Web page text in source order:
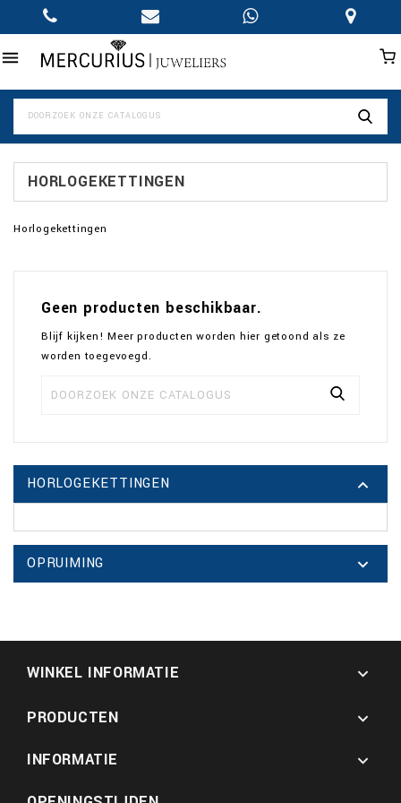

HORLOGEKETTINGEN
Horlogekettingen
Geen producten beschikbaar.
Blijf kijken! Meer producten worden hier getoond als ze
worden toegevoegd.
HORLOGEKETTINGEN 
OPRUIMING 
WINKEL INFORMATIE 
PRODUCTEN

INFORMATIE
